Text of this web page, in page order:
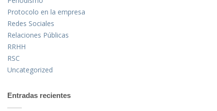
Protocolo en la empresa
Redes Sociales
Relaciones Públicas
RRHH
RSC
Uncategorized
Entradas recientes